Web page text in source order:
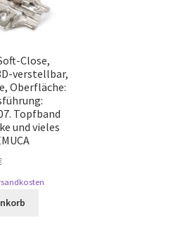
Close,
verstellbar,
Oberfläche:
Topfband
und vieles